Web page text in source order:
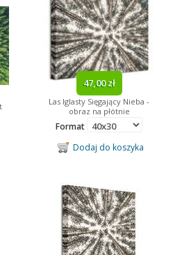
47,00 zł
Las Iglasty Sięgający Nieba -
obraz na płótnie
Format
Dodaj do koszyka